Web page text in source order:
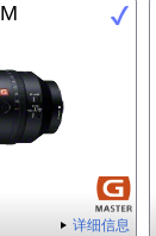
详细信息